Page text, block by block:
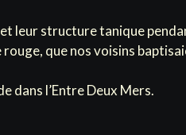
et leur structure tanique
rouge, que nos voisins
dans l’Entre Deux Mers.